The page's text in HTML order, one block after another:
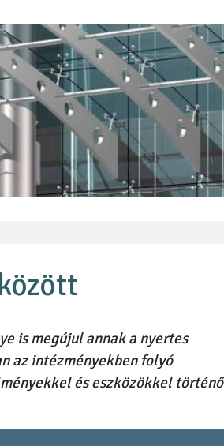
is megújul annak a nyertes
az intézményekben folyó
és eszközökkel történő